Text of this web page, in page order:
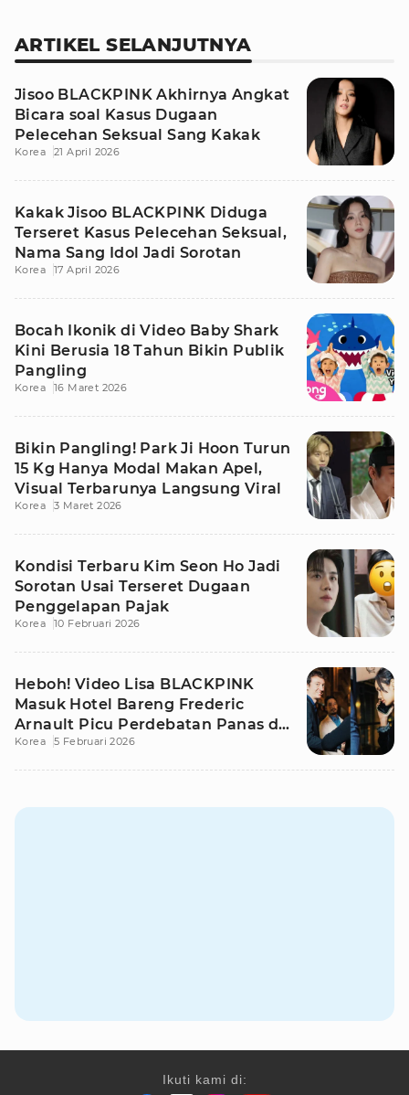
ARTIKEL SELANJUTNYA
Jisoo BLACKPINK Akhirnya Angkat
Bicara soal Kasus Dugaan
Pelecehan Seksual Sang Kakak
Korea 21 April 2026
Kakak Jisoo BLACKPINK Diduga
Terseret Kasus Pelecehan Seksual,
Nama Sang Idol Jadi Sorotan
Korea 17 April 2026
Bocah Ikonik di Video Baby Shark
Kini Berusia 18 Tahun Bikin Publik
Pangling
Korea 16 Maret 2026
Bikin Pangling! Park Ji Hoon Turun
15 Kg Hanya Modal Makan Apel,
Visual Terbarunya Langsung Viral
Korea 3 Maret 2026
Kondisi Terbaru Kim Seon Ho Jadi
Sorotan Usai Terseret Dugaan
Penggelapan Pajak
Korea 10 Februari 2026
Heboh! Video Lisa BLACKPINK
Masuk Hotel Bareng Frederic
Arnault Picu Perdebatan Panas di
Medsos
Korea 5 Februari 2026
Ikuti kami di: